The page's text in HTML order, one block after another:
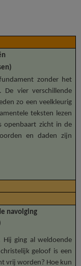
zonder het
De vier verschillende
zo een veelkleurig
teksten lezen
openbaart zicht in de
en daden zijn
navolging
Hij ging al weldoende
geloof is een
vrij worden? Hoe kun